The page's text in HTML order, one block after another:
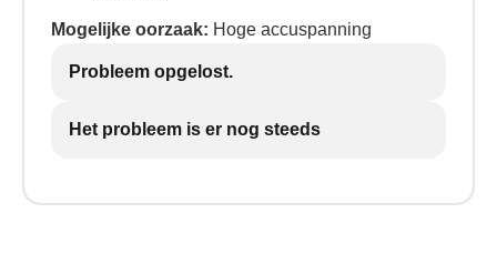
Mogelijke oorzaak: Hoge accuspanning
Probleem opgelost.
Het probleem is er nog steeds